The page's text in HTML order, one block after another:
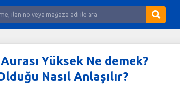
Yüksek Ne demek?
Nasıl Anlaşılır?